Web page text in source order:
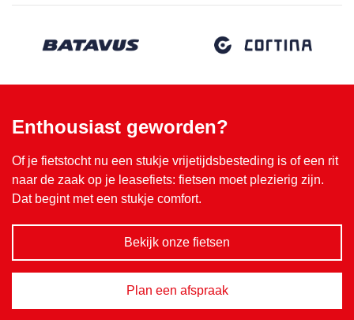
Enthousiast geworden?
Of je fietstocht nu een stukje vrijetijdsbesteding is of een rit
naar de zaak op je leasefiets: fietsen moet plezierig zijn.
Dat begint met een stukje comfort.
Bekijk onze fietsen
Plan een afspraak